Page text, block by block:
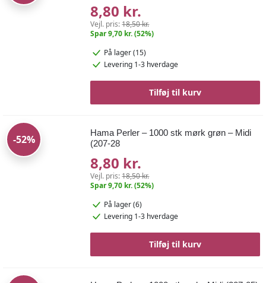
8,80 kr.
Vejl. pris:18,50 kr.
Spar 9,70 kr. (52%)
På lager (15)
Levering 1-3 hverdage
Tilføj til kurv
-52%
Hama Perler – 1000 stk mørk grøn – Midi
(207-28
8,80 kr.
Vejl. pris:18,50 kr.
Spar 9,70 kr. (52%)
På lager (6)
Levering 1-3 hverdage
Tilføj til kurv